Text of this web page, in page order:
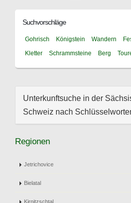
Suchvorschläge
Gohrisch Königstein Wandern
Kletter
Schrammsteine Berg
Unterkunftsuche in der
Schweiz nach
Regionen
Jetrichovice
Bielatal
Kirnitzschtal